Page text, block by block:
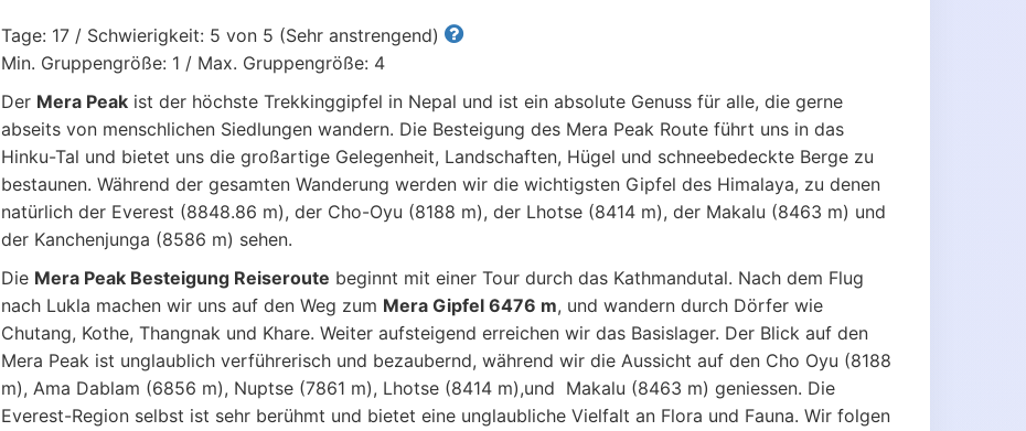
Tage: 17 / Schwierigkeit: 5 von 5 (Sehr anstrengend)
Min. Gruppengröße: 1 / Max. Gruppengröße: 4
Der Mera Peakist der höchste Trekkinggipfel in Nepal und ist ein absolute Genuss für alle, die gerne
abseits von menschlichen Siedlungen wandern. Die Besteigung des Mera Peak Route führt uns in das
Hinku-Tal und bietet uns die großartige Gelegenheit, Landschaften, Hügel und schneebedeckte Berge zu
bestaunen. Während der gesamten Wanderung werden wir die wichtigsten Gipfel des Himalaya, zu denen
natürlich der Everest (8848.86 m), der Cho-Oyu (8188 m), der Lhotse (8414 m), der Makalu (8463 m) und
der Kanchenjunga (8586 m) sehen.
Die Mera Peak Besteigung Reiseroute beginnt mit einer Tour durch das Kathmandutal. Nach dem Flug
nach Lukla machen wir uns auf den Weg zum Mera Gipfel 6476 m, und wandern durch Dörfer wie
Chutang, Kothe, Thangnak und Khare. Weiter aufsteigend erreichen wir das Basislager. Der Blick auf den
Mera Peak ist unglaublich verführerisch und bezaubernd, während wir die Aussicht auf den Cho Oyu (8188
m), Ama Dablam (6856 m), Nuptse (7861 m), Lhotse (8414 m),und Makalu (8463 m) geniessen. Die
Everest-Region selbst ist sehr berühmt und bietet eine unglaubliche Vielfalt an Flora und Fauna. Wir folgen